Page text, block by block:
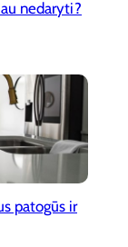
nedaryti?
patogūs ir